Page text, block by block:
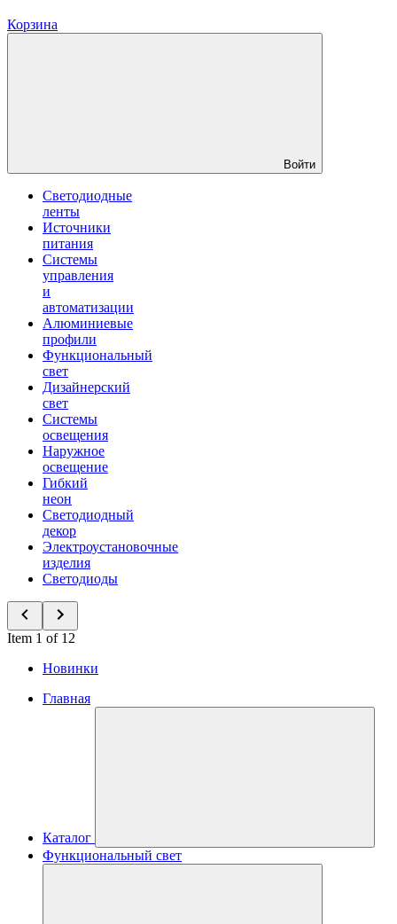
Корзина
Войти
Светодиодные
ленты
Источники
питания
Системы
управления
и
автоматизации
Алюминиевые
профили
Функциональный
свет
Дизайнерский
свет
Системы
освещения
Наружное
освещение
Гибкий
неон
Светодиодный
декор
Электроустановочные
изделия
Светодиоды
Item 1 of 12
Новинки
Главная
Каталог
Функциональный свет